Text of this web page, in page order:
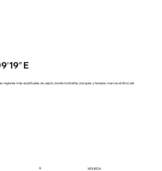
E
regiones más espirituales de Japón, donde montañas, bosques y templos marcan el ritmo del
¥
MONEDA